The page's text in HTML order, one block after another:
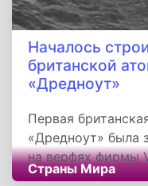
Началось
британской
«Дредноут»
Первая
«Дредноут» была
на верфях фирмы
Барроу-ин-
Страны Мира